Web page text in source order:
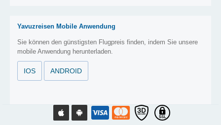
Yavuzreisen Mobile Anwendung
Sie können den günstigsten Flugpreis finden, indem Sie unsere
mobile Anwendung herunterladen.
IOS ANDROID